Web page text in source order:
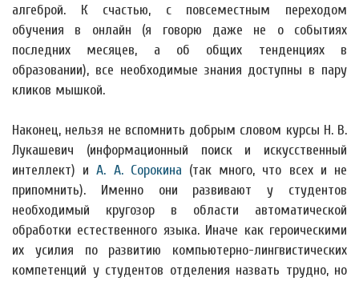
алгеброй. К счастью, с повсеместным переходом
обучения в онлайн (я говорю даже не о событиях
последних месяцев, а об общих тенденциях в
образовании), все необходимые знания доступны в пару
кликов мышкой.
Наконец, нельзя не вспомнить добрым словом курсы Н. В.
Лукашевич (информационный поиск и искусственный
интеллект) иА. А. Сорокина (так много, что всех и не
припомнить). Именно они развивают у студентов
необходимый кругозор в области автоматической
обработки естественного языка. Иначе как героическими
их усилия по развитию компьютерно-лингвистических
компетенций у студентов отделения назвать трудно, но